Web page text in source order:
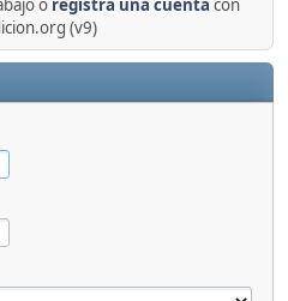
o registra una cuenta con
(v9)